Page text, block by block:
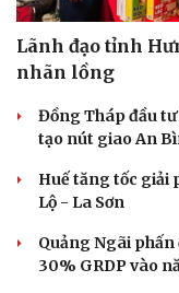
Cải chính
Lãnh đạo tỉnh
nhãn lồng
Đồng Tháp đầu tư
tạo nút giao An
Huế tăng tốc giải
Lộ - La Sơn
Quảng Ngãi
30% GRDP vào